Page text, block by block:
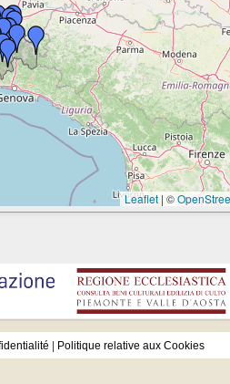
Leaflet | ©
Politique relative aux Cookies